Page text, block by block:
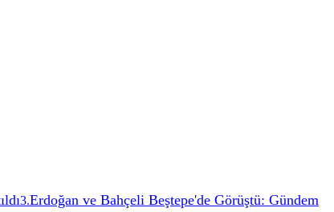
3.Erdoğan ve Bahçeli Beştepe'de Görüştü: Gündem